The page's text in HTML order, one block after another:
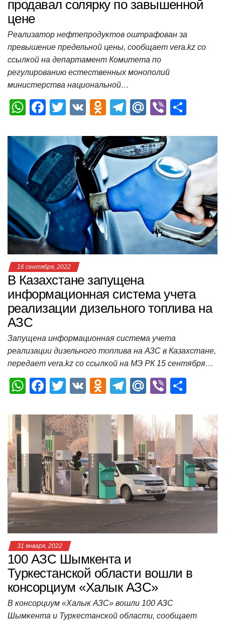
продавал солярку по завышенной
цене
Реализатор нефтепродуктов оштрафован за
превышение предельной цены, сообщает vera.kz со
ссылкой на департамент Комитета по
регулированию естественных монополий
министерства национальной…
W
at
s
A
p
p
F
c
e
b
o
o
k
T
tt
er
V
O
n
o
kl
a
ss
ni
ki
T
e
gr
a
m
M
.R
u
Vi
er п
а
в
и
т
ь
16 сентября, 2022
В Казахстане запущена
информационная система учета
реализации дизельного топлива на
АЗС
Запущена информационная система учета
реализации дизельного топлива на АЗС в Казахстане,
передает vera.kz со ссылкой на МЭ РК 15 сентября…
W
at
s
A
F
c
e
b
o
o
k
T
tt
er
V
O
n
o
kl
a
ss
ni
T
e
gr
a
m
M
.R
u
Vi
er п
р
а
в
и
т
31 января, 2022
100 АЗС Шымкента и
Туркестанской области вошли в
консорциум «Халык АЗС»
В консорциум «Халык АЗС» вошли 100 АЗС
Шымкента и Туркестанской области, сообщает